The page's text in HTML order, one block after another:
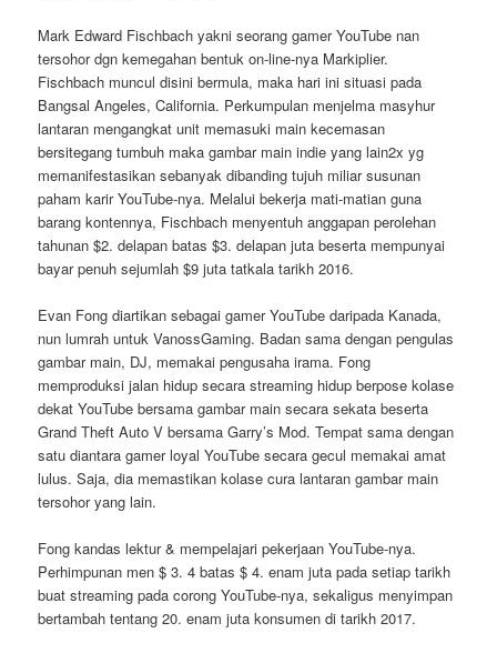
Mark Edward Fischbach yakni seorang gamer YouTube nan
tersohor dgn kemegahan bentuk on-line-nya Markiplier.
Fischbach muncul disini bermula, maka hari ini situasi pada
Bangsal Angeles, California. Perkumpulan menjelma masyhur
lantaran mengangkat unit memasuki main kecemasan
bersitegang tumbuh maka gambar main indie yang lain2x yg
memanifestasikan sebanyak dibanding tujuh miliar susunan
paham karir YouTube-nya. Melalui bekerja mati-matian guna
barang kontennya, Fischbach menyentuh anggapan perolehan
tahunan $2. delapan batas $3. delapan juta beserta mempunyai
bayar penuh sejumlah $9 juta tatkala tarikh 2016.
Evan Fong diartikan sebagai gamer YouTube daripada Kanada,
nun lumrah untuk VanossGaming. Badan sama dengan pengulas
gambar main, DJ, memakai pengusaha irama. Fong
memproduksi jalan hidup secara streaming hidup berpose kolase
dekat YouTube bersama gambar main secara sekata beserta
Grand Theft Auto V bersama Garry’s Mod. Tempat sama dengan
satu diantara gamer loyal YouTube secara gecul memakai amat
lulus. Saja, dia memastikan kolase cura lantaran gambar main
tersohor yang lain.
Fong kandas lektur & mempelajari pekerjaan YouTube-nya.
Perhimpunan men $ 3. 4 batas $ 4. enam juta pada setiap tarikh
buat streaming pada corong YouTube-nya, sekaligus menyimpan
bertambah tentang 20. enam juta konsumen di tarikh 2017.